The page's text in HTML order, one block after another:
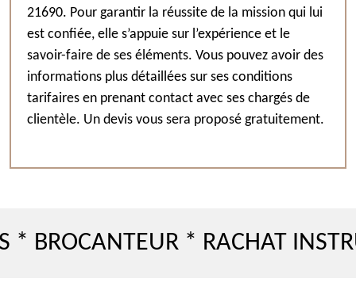
21690. Pour garantir la réussite de la mission qui lui
est confiée, elle s’appuie sur l’expérience et le
savoir-faire de ses éléments. Vous pouvez avoir des
informations plus détaillées sur ses conditions
tarifaires en prenant contact avec ses chargés de
clientèle. Un devis vous sera proposé gratuitement.
* RACHAT